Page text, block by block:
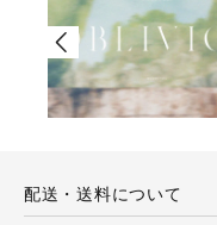
配送・送料について